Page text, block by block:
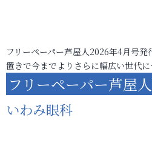
フリーペーパー芦屋人2026年4月号
置きで今までよりさらに幅広い世代
フリーペーパー芦屋
いわみ眼科